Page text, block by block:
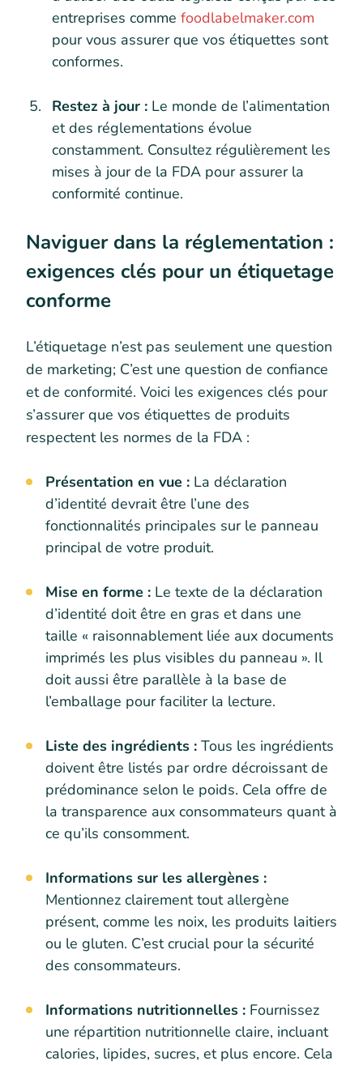
entreprises comme foodlabelmaker.com
pour vous assurer que vos étiquettes sont
conformes.
Restez à jour : Le monde de l’alimentation
et des réglementations évolue
constamment. Consultez régulièrement les
mises à jour de la FDA pour assurer la
conformité continue.
Naviguer dans la réglementation :
exigences clés pour un étiquetage
conforme
L’étiquetage n’est pas seulement une question
de marketing; C’est une question de confiance
et de conformité. Voici les exigences clés pour
s’assurer que vos étiquettes de produits
respectent les normes de la FDA :
Présentation en vue : La déclaration
d’identité devrait être l’une des
fonctionnalités principales sur le panneau
principal de votre produit.
Mise en forme : Le texte de la déclaration
d’identité doit être en gras et dans une
taille « raisonnablement liée aux documents
imprimés les plus visibles du panneau ». Il
doit aussi être parallèle à la base de
l’emballage pour faciliter la lecture.
Liste des ingrédients : Tous les ingrédients
doivent être listés par ordre décroissant de
prédominance selon le poids. Cela offre de
la transparence aux consommateurs quant à
ce qu’ils consomment.
Informations sur les allergènes :
Mentionnez clairement tout allergène
présent, comme les noix, les produits laitiers
ou le gluten. C’est crucial pour la sécurité
des consommateurs.
Informations nutritionnelles : Fournissez
une répartition nutritionnelle claire, incluant
calories, lipides, sucres, et plus encore. Cela